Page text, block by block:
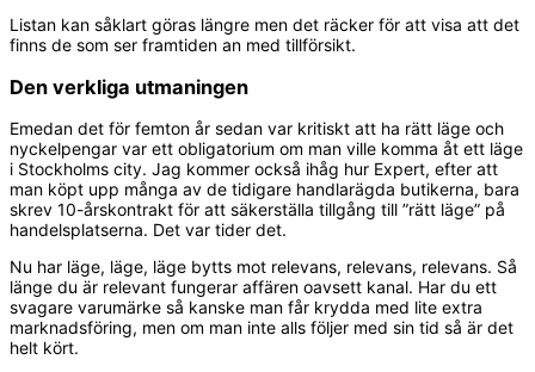
Listan kan såklart göras längre men det räcker för att visa att det
finns de som ser framtiden an med tillförsikt.
Den verkliga utmaningen
Emedan det för femton år sedan var kritiskt att ha rätt läge och
nyckelpengar var ett obligatorium om man ville komma åt ett läge
i Stockholms city. Jag kommer också ihåg hur Expert, efter att
man köpt upp många av de tidigare handlarägda butikerna, bara
skrev 10-årskontrakt för att säkerställa tillgång till ”rätt läge” på
handelsplatserna. Det var tider det.
Nu har läge, läge, läge bytts mot relevans, relevans, relevans. Så
länge du är relevant fungerar affären oavsett kanal. Har du ett
svagare varumärke så kanske man får krydda med lite extra
marknadsföring, men om man inte alls följer med sin tid så är det
helt kört.